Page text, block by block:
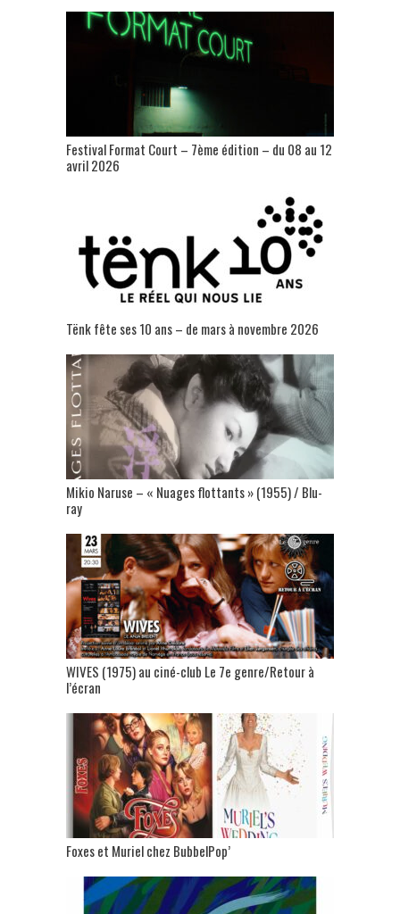
Festival Format Court – 7ème édition – du 08 au 12
avril 2026
Tënk fête ses 10 ans – de mars à novembre 2026
Mikio Naruse – « Nuages flottants » (1955) / Blu-
ray
WIVES (1975) au ciné-club Le 7e genre/Retour à
l’écran
Foxes et Muriel chez BubbelPop’